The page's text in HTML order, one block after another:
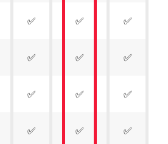
✅ ✅ ✅
✅ ✅ ✅
✅ ✅ ✅
✅ ✅ ✅